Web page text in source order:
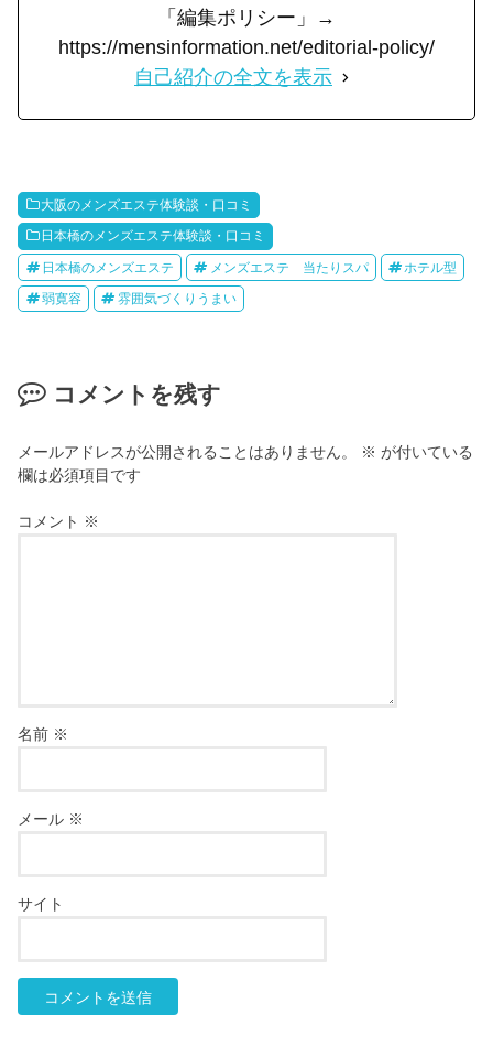
「編集ポリシー」→
https://mensinformation.net/editorial-policy/
自己紹介の全文を表示
大阪のメンズエステ体験談・口コミ
日本橋のメンズエステ体験談・口コミ
日本橋のメンズエステ メンズエステ 当たりスパ ホテル型
弱寛容 雰囲気づくりうまい
コメントを残す
メールアドレスが公開されることはありません。 ※ が付いている
欄は必須項目です
コメント ※
名前 ※
メール ※
サイト